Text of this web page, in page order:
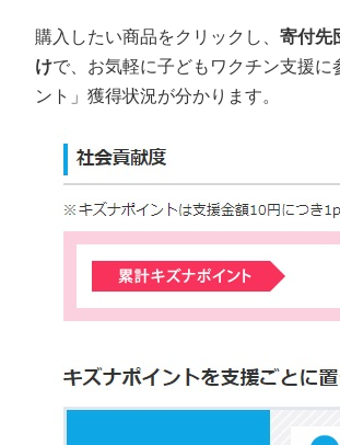
購入したい商品をクリックし、 寄付先
けで、お気軽に子どもワクチン支援
ント」獲得状況が分かります。